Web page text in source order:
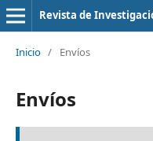
Inicio / Envíos
Envíos